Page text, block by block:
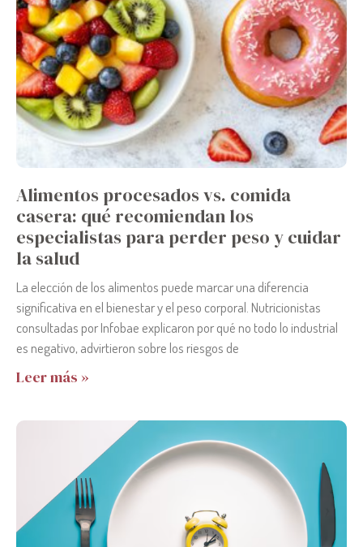
Alimentos procesados vs. comida
casera: qué recomiendan los
especialistas para perder peso y cuidar
la salud
La elección de los alimentos puede marcar una diferencia
significativa en el bienestar y el peso corporal. Nutricionistas
consultadas por Infobae explicaron por qué no todo lo industrial
es negativo, advirtieron sobre los riesgos de
Leer más »